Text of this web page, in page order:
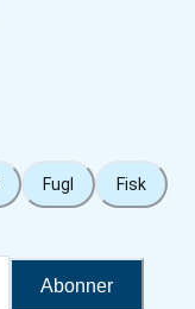
Fugl Fisk
Abonner